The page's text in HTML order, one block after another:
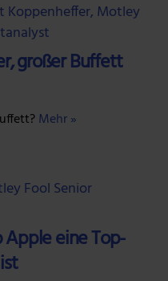
Koppenheffer, Motley
großer Buffett
Mehr »
Fool Senior
Apple eine Top-